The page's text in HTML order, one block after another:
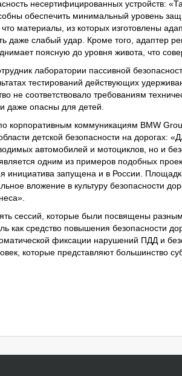
несертифицированных устройств:
обеспечить минимальный уровень
материалы, из которых изготовлены
даже слабый удар. Кроме того, адаптер
поясную до уровня живота, что
лаборатории пассивной
тестирований действующих
не соответствовало требованиям
даже опасны для детей.
корпоративным коммуникациям BMW
детской безопасности на дорогах:
автомобилей и мотоциклов, но и
одним из примеров подобных
инициатива запущена и в России.
вложение в культуру безопасности
сессий, которые были посвящены
как средство повышения безопасности
фиксации нарушений ПДД и
которые представляют большинство